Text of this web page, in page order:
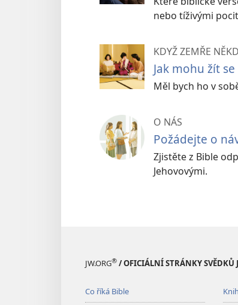
nebo tíživými
KDYŽ ZEMŘE
Jak mohu žít
Měl bych ho v
O NÁS
Požádejte o
Zjistěte z Bible
Jehovovými.
JW.ORG® / OFICIÁLNÍ STRÁNKY SVĚDKŮ
Co říká Bible